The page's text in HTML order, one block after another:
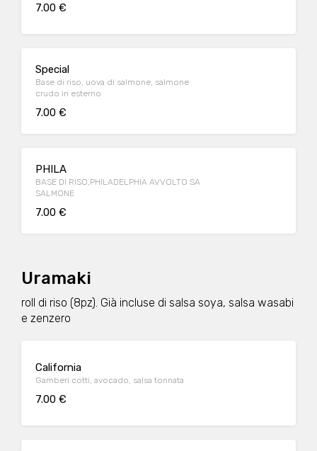
7.00 €
Special
Base di riso, uova di salmone, salmone
crudo in esterno
7.00 €
PHILA
BASE DI RISO,PHILADELPHIA AVVOLTO SA
SALMONE
7.00 €
Uramaki
roll di riso (8pz). Già incluse di salsa soya, salsa wasabi
e zenzero
California
Gamberi cotti, avocado, salsa tonnata
7.00 €